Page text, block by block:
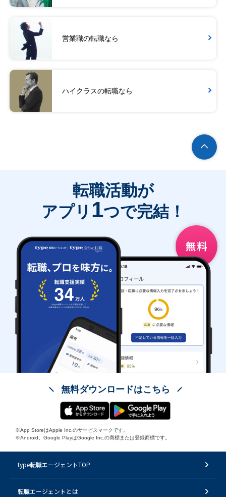
営業職の転職なら
ハイクラスの転職なら
転職活動が
アプリ 1つで完結！
無料ダウンロードはこちら
※App StoreはApple Inc.のサービスマークです。
※Android、Google PlayはGoogle Inc.の商標または登録商標です。
type転職エージェントTOP
転職エージェントとは